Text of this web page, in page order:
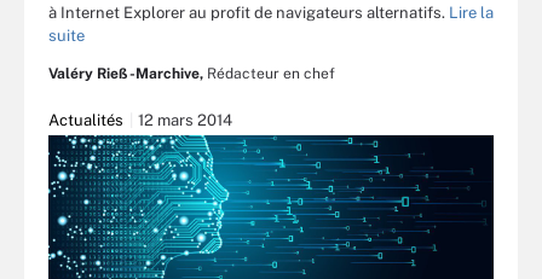
à Internet Explorer au profit de navigateurs alternatifs. Lire la
suite
Valéry Rieß-Marchive, Rédacteur en chef
Actualités 12 mars 2014